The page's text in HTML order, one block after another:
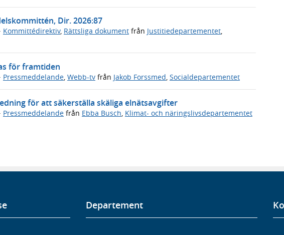
Dir. 2026:87
· Kommittédirektiv, Rättsliga dokument från Justitiedepartementet,
för framtiden
· Pressmeddelande Webb-tv från Jakob Forssmed Socialdepartementet
för att säkerställa skäliga elnätsavgifter
· Pressmeddelande från Ebba Busch, Klimat- och näringslivsdepartementet
Departement